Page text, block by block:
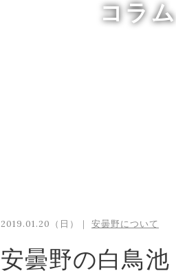
コラム
2019.01.20（日）｜ 安曇野について
安曇野の白鳥池